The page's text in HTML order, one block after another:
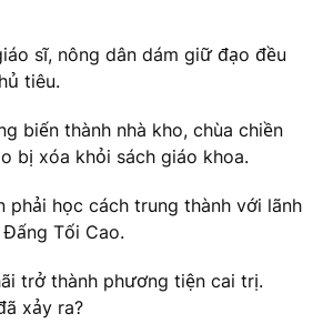
sĩ, nông dân dám giữ đạo đều
tiêu.
biến thành nhà kho, chùa chiền
bị xóa khỏi sách giáo khoa.
phải học cách trung thành với lãnh
Tối Cao.
trở thành phương tiện cai trị.
xảy ra?